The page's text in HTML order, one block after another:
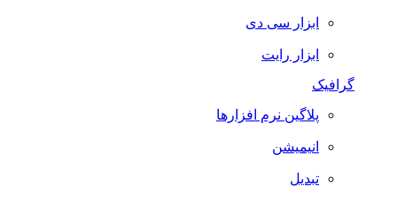
ابزار سی دی
ابزار رایت
گرافیک
پلاگین نرم افزارها
انیمیشن
تبدیل